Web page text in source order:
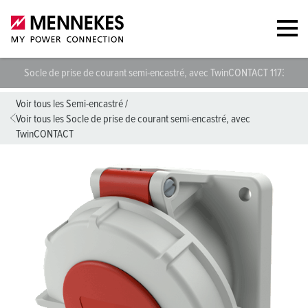
Socle de prise de courant semi-encastré, avec TwinCONTACT 1173
Voir tous les Semi-encastré/
Voir tous les Socle de prise de courant semi-encastré, avec
TwinCONTACT